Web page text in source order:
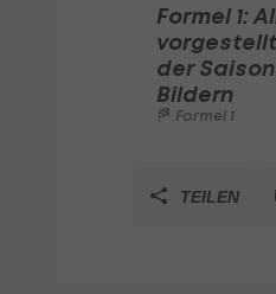
Formel 1:
der
Bildern
Formel 1
TEILEN